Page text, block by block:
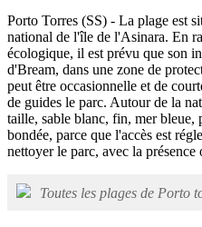
Porto Torres (SS) - La plage est
national de l'île de l'Asinara. En
écologique, il est prévu que son
d'Bream, dans une zone de
peut être occasionnelle et de
de guides le parc. Autour de la
taille, sable blanc, fin, mer bleue,
bondée, parce que l'accès est
nettoyer le parc, avec la présence
Toutes les plages de Porto